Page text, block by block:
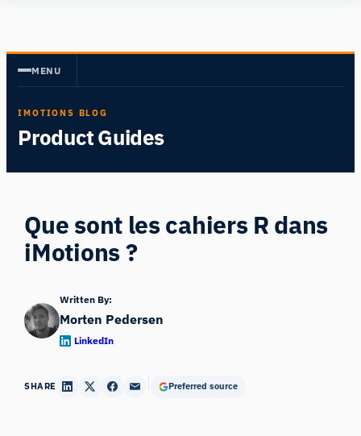
contenu
MENU
IMOTIONS BLOG
Product Guides
Que sont les cahiers R dans
iMotions ?
Written By:
Morten Pedersen
LinkedIn
SHARE Preferred source